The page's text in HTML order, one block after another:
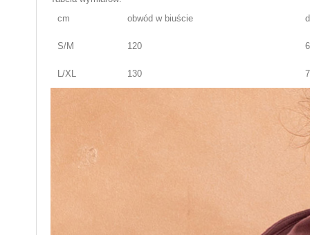
cm
obwód w biuście
S/M 120
L/XL 130